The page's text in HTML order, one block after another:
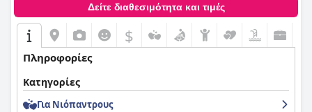
Δείτε διαθεσιμότητα και τιμές
$
Πληροφορίες
Κατηγορίες
Για Νιόπαντρους